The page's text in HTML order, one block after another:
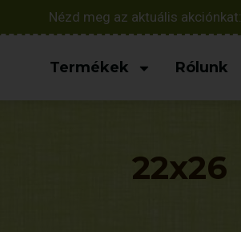
Nézd meg az aktuális akciónkat:
Termékek Rólunk
22x26